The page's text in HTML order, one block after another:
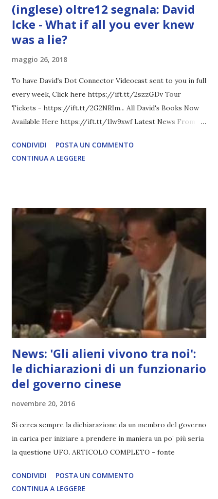
(inglese) oltre12 segnala: David
Icke - What if all you ever knew
was a lie?
maggio 26, 2018
To have David's Dot Connector Videocast sent to you in full
every week, Click here https://ift.tt/2szzGDv Tour
Tickets - https://ift.tt/2G2NRIm... All David's Books Now
Available Here https://ift.tt/1lw9xwf Latest News From
COMPLETO - fonte
CONDIVIDI
POSTA UN COMMENTO
CONTINUA A LEGGERE
News: 'Gli alieni vivono tra noi':
le dichiarazioni di un funzionario
del governo cinese
novembre 20, 2016
Si cerca sempre la dichiarazione da un membro del governo
in carica per iniziare a prendere in maniera un po’ più seria
la questione UFO. ARTICOLO COMPLETO - fonte
CONDIVIDI
POSTA UN COMMENTO
CONTINUA A LEGGERE